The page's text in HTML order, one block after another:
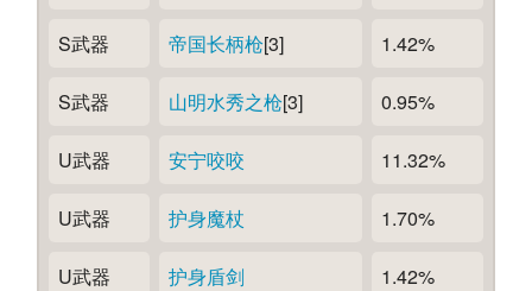
S武器 帝国长柄枪[3] 1.42%
S武器 山明水秀之枪[3] 0.95%
U武器 安宁咬咬 11.32%
U武器 护身魔杖 1.70%
U武器 护身盾剑 1.42%